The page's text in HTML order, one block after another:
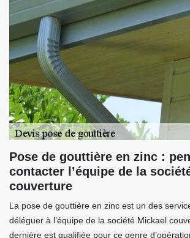
Pose de gouttière en zinc :
contacter l’équipe de la
couverture
La pose de gouttière en zinc est un des
déléguer à l’équipe de la société Mickael
dernière est qualifiée pour ce genre